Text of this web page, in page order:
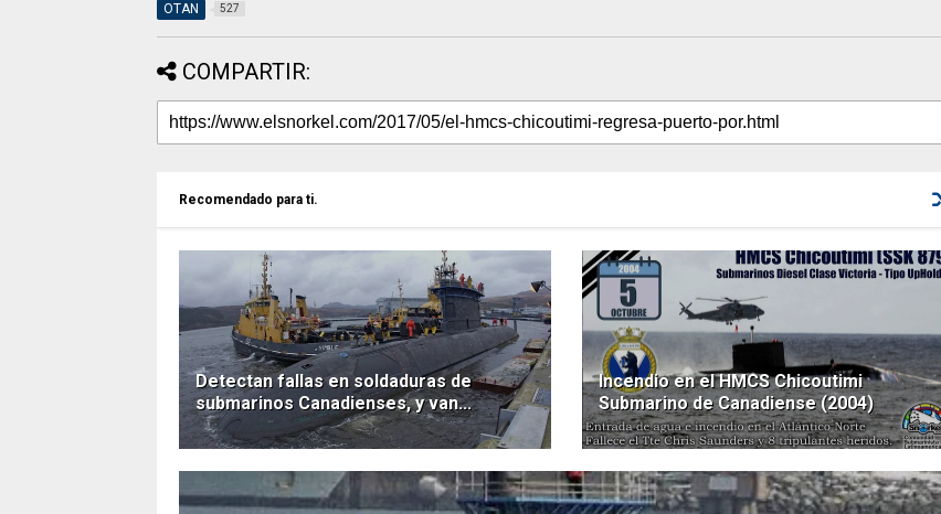
OTAN 527
COMPARTIR:
Recomendado para ti.
Detectan fallas en soldaduras de
submarinos Canadienses, y van...
Incendio en el HMCS Chicoutimi
Submarino de Canadiense (2004)